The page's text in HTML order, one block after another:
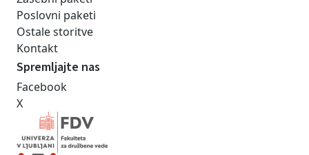
Poslovni paketi
Ostale storitve
Kontakt
Spremljajte nas
Facebook
X